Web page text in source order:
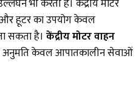
भी करती है। केंद्रीय मोटर
और हूटर का उपयोग केवल
सकता है। केंद्रीय मोटर वाहन
अनुमति केवल आपातकालीन सेवाओं